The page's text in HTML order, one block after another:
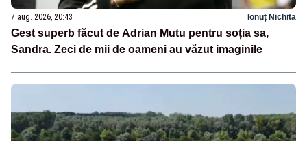
7 aug. 2026, 20:43 Ionuț Nichita
Gest superb făcut de Adrian Mutu pentru soția sa,
Sandra. Zeci de mii de oameni au văzut imaginile